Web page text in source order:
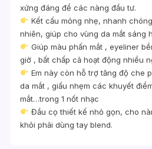
xứng đáng để các nàng đầu tư.
Kết cấu mỏng nhẹ, nhanh
nhiên, giúp cho vùng da mắt sáng
Giúp màu phấn mắt , eyeliner
giờ , bất chấp cả hoạt động nhiều
Em này còn hỗ trợ tăng độ che
da mắt , giấu nhẹm các khuyết
mắt…trong 1 nốt nhạc
Đầu cọ thiết kế nhỏ gọn, cho
khỏi phải dùng tay blend.